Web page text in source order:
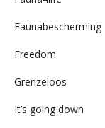
Faunabescherming
Freedom
Grenzeloos
It’s going down